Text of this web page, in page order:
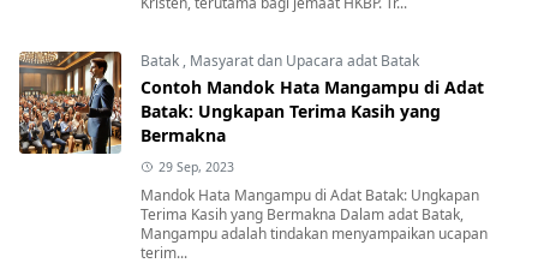
Batak , Masyarat dan Upacara adat Batak
Contoh Mandok Hata Mangampu di Adat
Batak: Ungkapan Terima Kasih yang
Bermakna
29 Sep, 2023
Mandok Hata Mangampu di Adat Batak: Ungkapan
Terima Kasih yang Bermakna Dalam adat Batak,
Mangampu adalah tindakan menyampaikan ucapan
terim...